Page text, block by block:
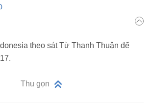
theo sát Từ Thanh Thuận để
Thu gọn